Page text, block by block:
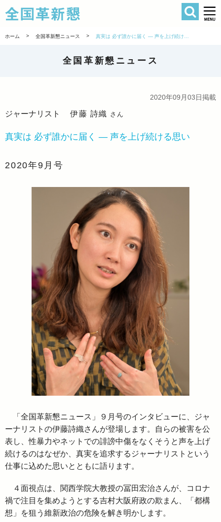
全国革新懇
検索
ホーム > 全国革新懇ニュース >
全国革新懇ニュース
2020年09月03日掲載
ジャーナリスト 伊藤 詩織 さん
真実は 必ず誰かに届く ― 声を上げ続ける思い
2020年9月号
「全国革新懇ニュース」９月号のインタビューに、ジャ
ーナリストの伊藤詩織さんが登場します。自らの被害を公
表し、性暴力やネットでの誹謗中傷をなくそうと声を上げ
続けるのはなぜか、真実を追求するジャーナリストという
仕事に込めた思いとともに語ります。
４面視点は、関西学院大教授の冨田宏治さんが、コロナ
禍で注目を集めようとする吉村大阪府政の欺まん、「都構
想」を狙う維新政治の危険を解き明かします。